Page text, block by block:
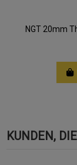
NGT 20mm
KUNDEN,